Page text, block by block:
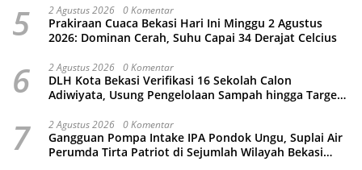
5 2 Agustus 2026 0 Komentar
Prakiraan Cuaca Bekasi Hari Ini Minggu 2 Agustus
2026: Dominan Cerah, Suhu Capai 34 Derajat Celcius
6 2 Agustus 2026 0 Komentar
DLH Kota Bekasi Verifikasi 16 Sekolah Calon
Adiwiyata, Usung Pengelolaan Sampah hingga Target
7 2 Agustus 2026 0 Komentar
Gangguan Pompa Intake IPA Pondok Ungu, Suplai Air
Perumda Tirta Patriot di Sejumlah Wilayah Bekasi